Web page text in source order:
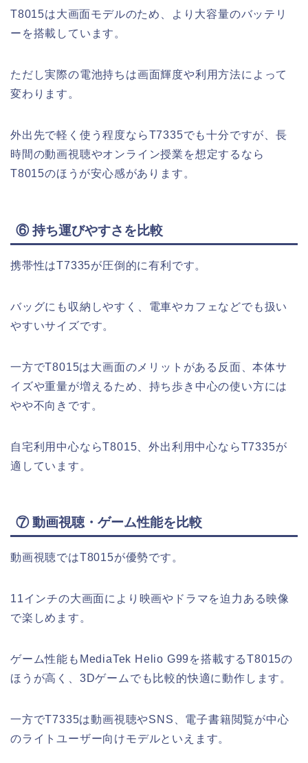
T8015は大画面モデルのため、より大容量のバッテリ
ーを搭載しています。
ただし実際の電池持ちは画面輝度や利用方法によって
変わります。
外出先で軽く使う程度ならT7335でも十分ですが、長
時間の動画視聴やオンライン授業を想定するなら
T8015のほうが安心感があります。
⑥ 持ち運びやすさを比較
携帯性はT7335が圧倒的に有利です。
バッグにも収納しやすく、電車やカフェなどでも扱い
やすいサイズです。
一方でT8015は大画面のメリットがある反面、本体サ
イズや重量が増えるため、持ち歩き中心の使い方には
やや不向きです。
自宅利用中心ならT8015、外出利用中心ならT7335が
適しています。
⑦ 動画視聴・ゲーム性能を比較
動画視聴ではT8015が優勢です。
11インチの大画面により映画やドラマを迫力ある映像
で楽しめます。
ゲーム性能もMediaTek Helio G99を搭載するT8015の
ほうが高く、3Dゲームでも比較的快適に動作します。
一方でT7335は動画視聴やSNS、電子書籍閲覧が中心
のライトユーザー向けモデルといえます。